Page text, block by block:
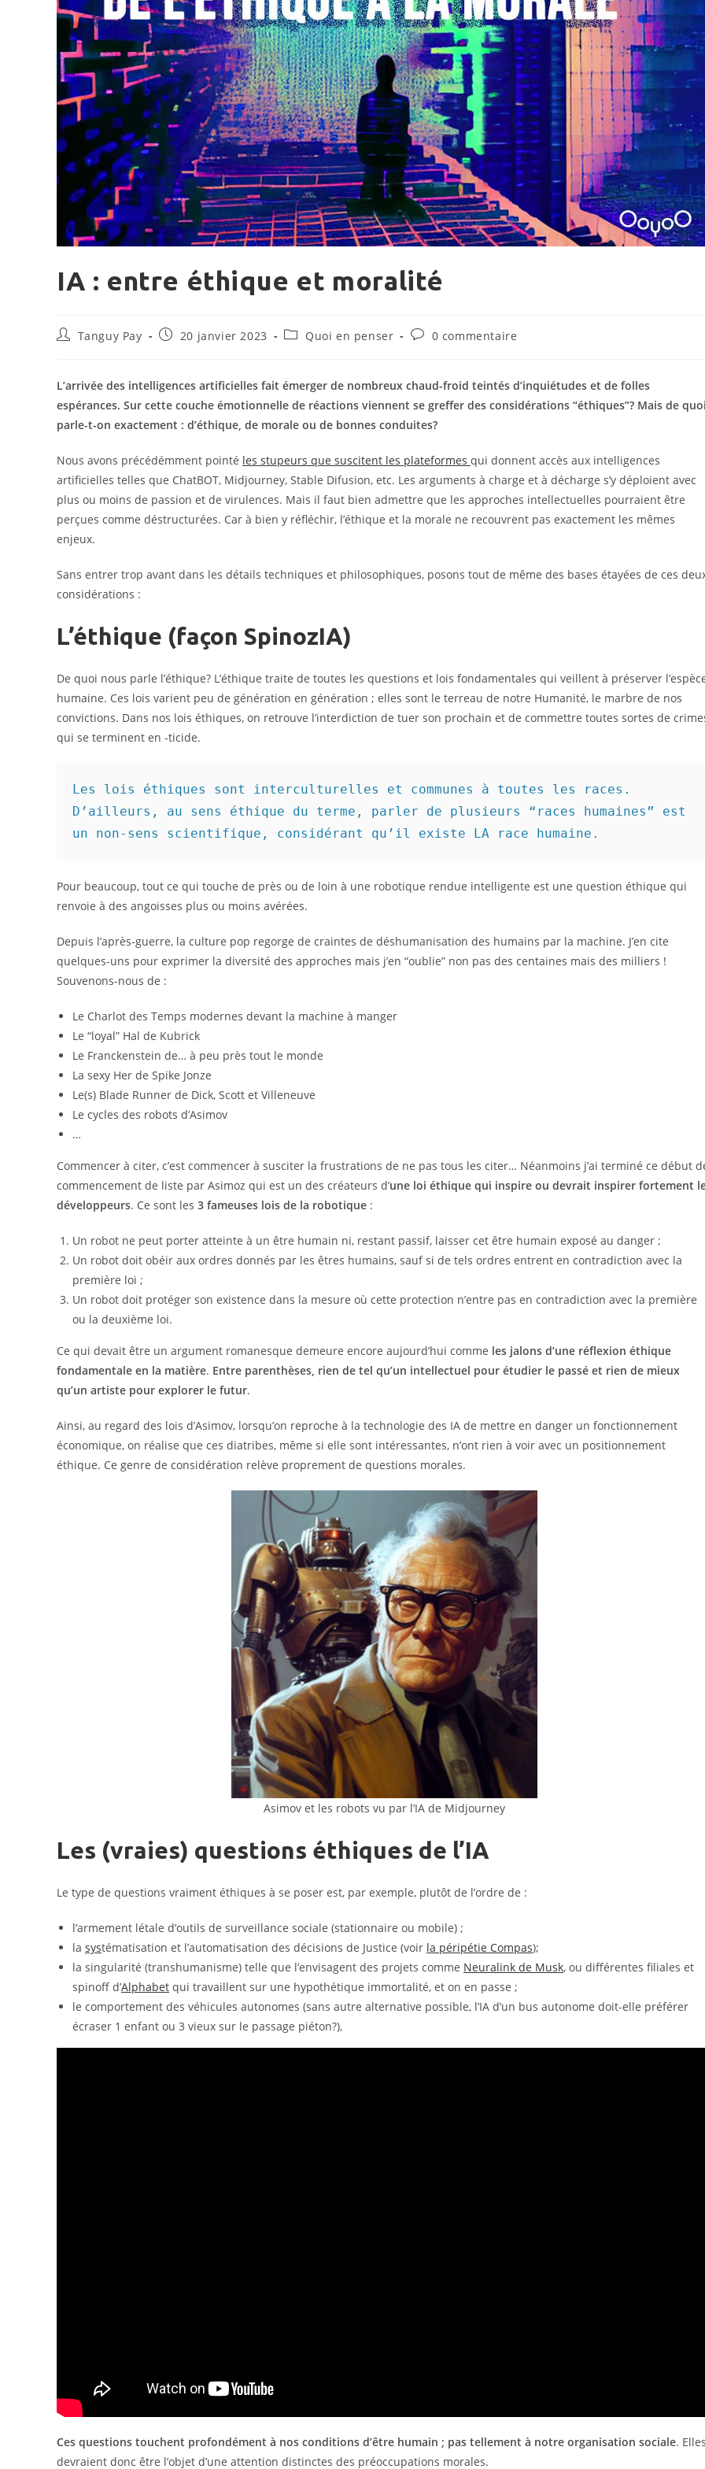
IA : entre éthique et moralité
Auteur/autrice
publication :
Tanguy Pay
Publication
20 janvier 2023
PostQuoi en penser
Commentaires
publication :
0 commentaire
L’arrivée des intelligences artificielles fait émerger de nombreux chaud-froid teintés d’inquiétudes et de folles
espérances. Sur cette couche émotionnelle de réactions viennent se greffer des considérations “éthiques”? Mais de
parle-t-on exactement : d’éthique, de morale ou de bonnes conduites?
Nous avons précédémment pointé les stupeurs que suscitent les plateformes qui donnent accès aux intelligences
artificielles telles que ChatBOT, Midjourney, Stable Difusion, etc. Les arguments à charge et à décharge s’y déploient avec
plus ou moins de passion et de virulences. Mais il faut bien admettre que les approches intellectuelles pourraient être
perçues comme déstructurées. Car à bien y réfléchir, l’éthique et la morale ne recouvrent pas exactement les mêmes
enjeux.
Sans entrer trop avant dans les détails techniques et philosophiques, posons tout de même des bases étayées de ces
considérations :
L’éthique (façon SpinozIA)
De quoi nous parle l’éthique? L’éthique traite de toutes les questions et lois fondamentales qui veillent à préserver
humaine. Ces lois varient peu de génération en génération ; elles sont le terreau de notre Humanité, le marbre de nos
convictions. Dans nos lois éthiques, on retrouve l’interdiction de tuer son prochain et de commettre toutes sortes de
qui se terminent en -ticide.
Les lois éthiques sont interculturelles et communes à toutes les races.
D’ailleurs, au sens éthique du terme, parler de plusieurs “races humaines” est
un non-sens scientifique, considérant qu’il existe LA race humaine.
Pour beaucoup, tout ce qui touche de près ou de loin à une robotique rendue intelligente est une question éthique qui
renvoie à des angoisses plus ou moins avérées.
Depuis l’après-guerre, la culture pop regorge de craintes de déshumanisation des humains par la machine. J’en cite
quelques-uns pour exprimer la diversité des approches mais j’en “oublie” non pas des centaines mais des milliers !
Souvenons-nous de :
Le Charlot des Temps modernes devant la machine à manger
Le “loyal” Hal de Kubrick
Le Franckenstein de… à peu près tout le monde
La sexy Her de Spike Jonze
Le(s) Blade Runner de Dick, Scott et Villeneuve
Le cycles des robots d’Asimov
…
Commencer à citer, c’est commencer à susciter la frustrations de ne pas tous les citer… Néanmoins j’ai terminé ce début
commencement de liste par Asimoz qui est un des créateurs d’une loi éthique qui inspire ou devrait inspirer fortement
développeurs. Ce sont les 3 fameuses lois de la robotique :
Un robot ne peut porter atteinte à un être humain ni, restant passif, laisser cet être humain exposé au danger ;
Un robot doit obéir aux ordres donnés par les êtres humains, sauf si de tels ordres entrent en contradiction avec la
première loi ;
Un robot doit protéger son existence dans la mesure où cette protection n’entre pas en contradiction avec la première
ou la deuxième loi.
Ce qui devait être un argument romanesque demeure encore aujourd’hui comme les jalons d’une réflexion éthique
fondamentale en la matière. Entre parenthèses, rien de tel qu’un intellectuel pour étudier le passé et rien de mieux
qu’un artiste pour explorer le futur.
Ainsi, au regard des lois d’Asimov, lorsqu’on reproche à la technologie des IA de mettre en danger un fonctionnement
économique, on réalise que ces diatribes, même si elle sont intéressantes, n’ont rien à voir avec un positionnement
éthique. Ce genre de considération relève proprement de questions morales.
Asimov et les robots vu par l’IA de Midjourney
Les (vraies) questions éthiques de l’IA
Le type de questions vraiment éthiques à se poser est, par exemple, plutôt de l’ordre de :
l’armement létale d’outils de surveillance sociale (stationnaire ou mobile) ;
la systématisation et l’automatisation des décisions de Justice (voir la péripétie Compas);
la singularité (transhumanisme) telle que l’envisagent des projets comme Neuralink de Musk, ou différentes filiales et
spinoff d’Alphabet qui travaillent sur une hypothétique immortalité, et on en passe ;
le comportement des véhicules autonomes (sans autre alternative possible, l’IA d’un bus autonome doit-elle préférer
écraser 1 enfant ou 3 vieux sur le passage piéton?),
Ces questions touchent profondément à nos conditions d’être humain ; pas tellement à notre organisation sociale.
devraient donc être l’objet d’une attention distinctes des préoccupations morales.